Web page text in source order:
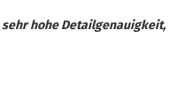
hohe Detailgenauigkeit,